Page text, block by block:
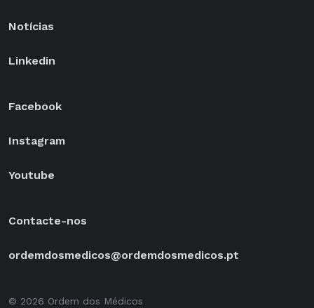
Notícias
Linkedin
Facebook
Instagram
Youtube
Contacte-nos
ordemdosmedicos@ordemdosmedicos.pt
© 2026 Ordem dos Médicos